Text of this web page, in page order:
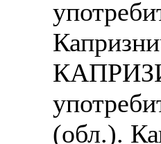
(обл.).